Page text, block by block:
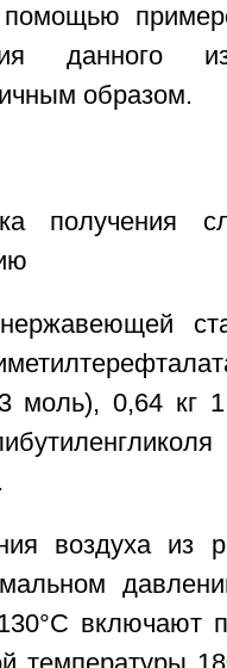
данного
образом.
получения
моль), 0,64 кг
воздуха из
включают